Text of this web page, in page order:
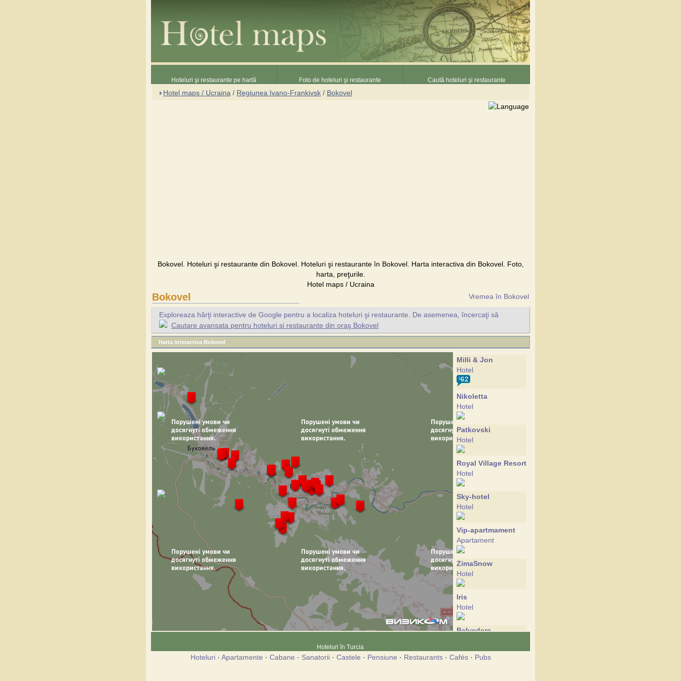
Hoteluri şi restaurante pe hartă Foto de hoteluri şi restaurante Caută hoteluri şi restaurante
Hotel maps / Ucraina / Regiunea Ivano-Frankivsk / Bokovel
Bokovel. Hoteluri şi restaurante din Bokovel. Hoteluri şi restaurante în Bokovel. Harta interactiva din Bokovel. Foto,
harta, preţurile.
Hotel maps / Ucraina
Bokovel Vremea în Bokovel
Exploreaza hărţi interactive de Google pentru a localiza hoteluri şi restaurante. De asemenea, încercaţi să
Cautare avansata pentru hoteluri si restaurante din oraş Bokovel
Harta interactiva Bokovel
Milli & Jon
Hotel
Nikoletta
Hotel
Patkovski
Hotel
Royal Village Resort
Hotel
Sky-hotel
Hotel
Vip-apartmament
Apartament
ZimaSnow
Hotel
Iris
Hotel
Belvedere
Hoteluri în Turcia
Hoteluri· Apartamente · Cabane · Sanatorii· Castele · Pensiune · Restaurants· Cafés· Pubs